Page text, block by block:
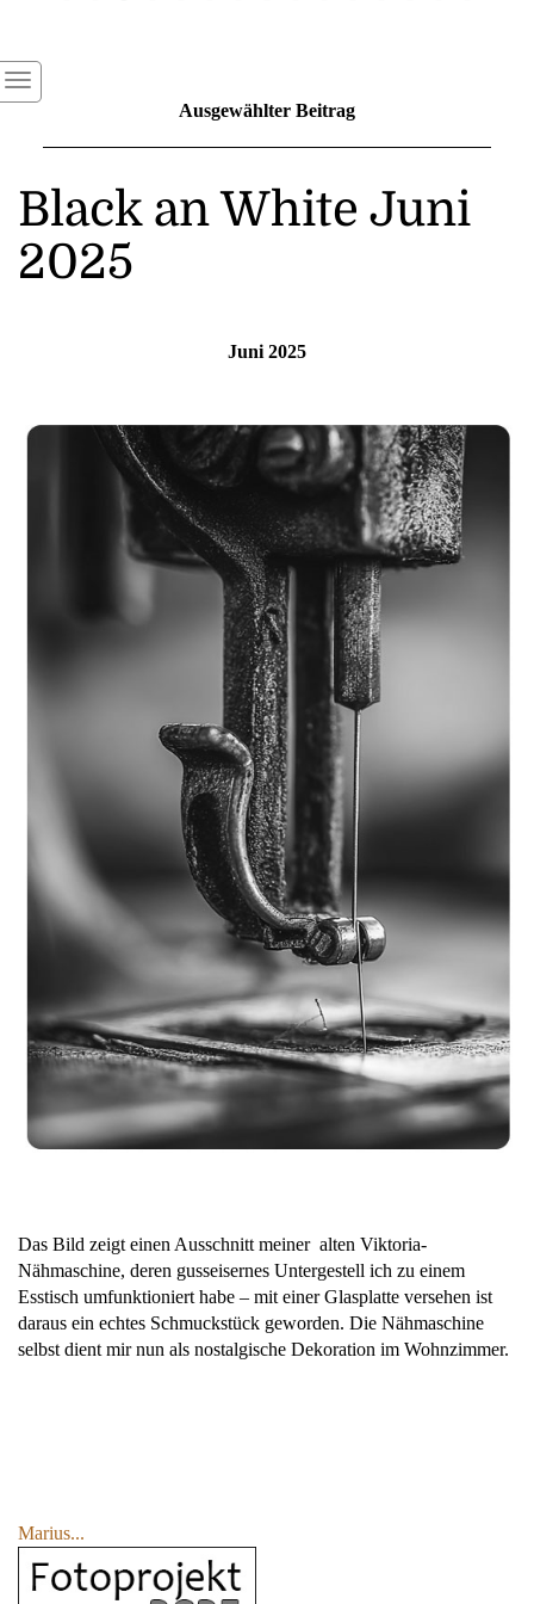
Ausgewählter Beitrag
Black an White Juni
2025
Juni 2025
Das Bild zeigt einen Ausschnitt meiner alten Viktoria-
Nähmaschine, deren gusseisernes Untergestell ich zu einem
Esstisch umfunktioniert habe – mit einer Glasplatte versehen ist
daraus ein echtes Schmuckstück geworden. Die Nähmaschine
selbst dient mir nun als nostalgische Dekoration im Wohnzimmer.
Marius...